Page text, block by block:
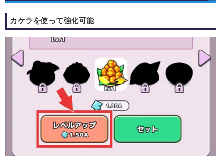
カケラを使って強化可能